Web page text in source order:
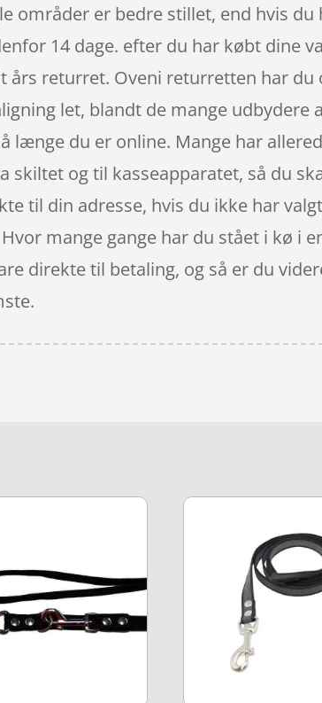
områder er bedre stillet, end hvis du
14 dage. efter du har købt dine
års returret. Oveni returretten har du
let, blandt de mange udbydere
længe du er online. Mange har
og til kasseapparatet, så du
til din adresse, hvis du ikke har
mange gange har du stået i kø i
direkte til betaling, og så er du